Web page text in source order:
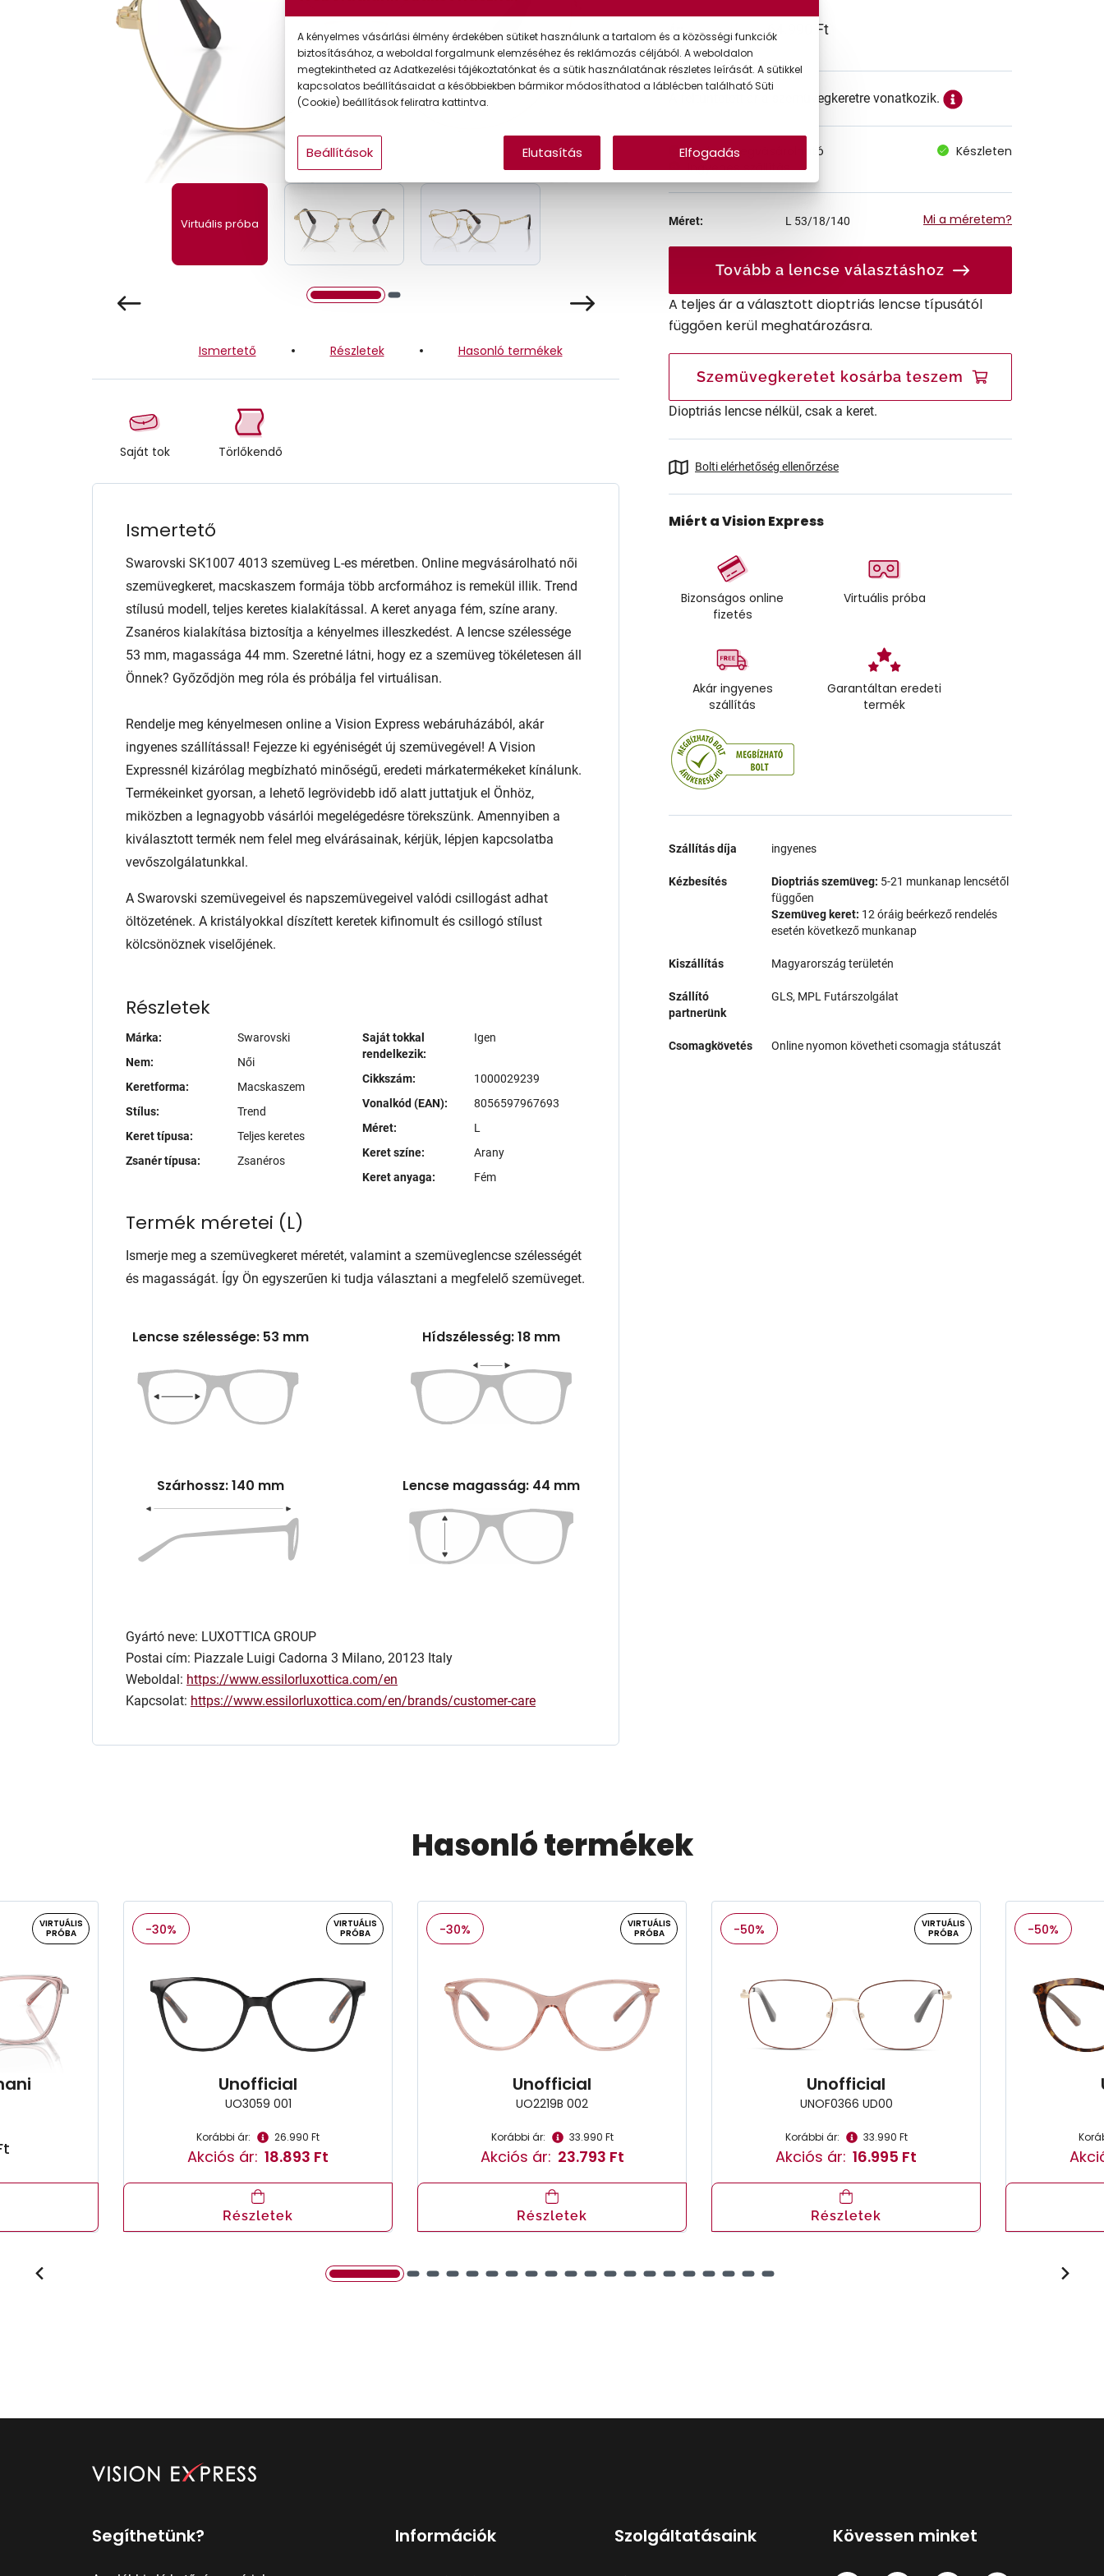
Gyermek
Virtuális próba
Ismertető Részletek Hasonló termékek
Saját tok Törlőkendő
Ismertető
Swarovski SK1007 4013 szemüveg L-es méretben. Online megvásárolható női
szemüvegkeret, macskaszem formája több arcformához is remekül illik. Trend
stílusú modell, teljes keretes kialakítással. A keret anyaga fém, színe arany.
Zsanéros kialakítása biztosítja a kényelmes illeszkedést. A lencse szélessége
53 mm, magassága 44 mm. Szeretné látni, hogy ez a szemüveg tökéletesen áll
Önnek? Győződjön meg róla és próbálja fel virtuálisan.
Rendelje meg kényelmesen online a Vision Express webáruházából, akár
ingyenes szállítással! Fejezze ki egyéniségét új szemüvegével! A Vision
Expressnél kizárólag megbízható minőségű, eredeti márkatermékeket kínálunk.
Termékeinket gyorsan, a lehető legrövidebb idő alatt juttatjuk el Önhöz,
miközben a legnagyobb vásárlói megelégedésre törekszünk. Amennyiben a
kiválasztott termék nem felel meg elvárásainak, kérjük, lépjen kapcsolatba
vevőszolgálatunkkal.
A Swarovski szemüvegeivel és napszemüvegeivel valódi csillogást adhat
öltözetének. A kristályokkal díszített keretek kifinomult és csillogó stílust
kölcsönöznek viselőjének.
Részletek
Márka:
Swarovski
Nem:
Női
Keretforma:
Macskaszem
Stílus:
Trend
Keret típusa:
Teljes keretes
Zsanér típusa:
Zsanéros
Saját tokkal
rendelkezik:
Igen
Cikkszám:
1000029239
Vonalkód (EAN):
8056597967693
Méret:
L
Keret színe:
Arany
Keret anyaga:
Fém
Termék méretei (L)
Ismerje meg a szemüvegkeret méretét, valamint a szemüveglencse szélességét
és magasságát. Így Ön egyszerűen ki tudja választani a megfelelő szemüveget.
Lencse szélessége: 53 mm Hídszélesség: 18 mm
Szárhossz: 140 mm Lencse magasság: 44 mm
Gyártó neve: LUXOTTICA GROUP
Postai cím: Piazzale Luigi Cadorna 3 Milano, 20123 Italy
Weboldal: https://www.essilorluxottica.com/en
Kapcsolat: https://www.essilorluxottica.com/en/brands/customer-care
64.990 Ft
A feltűntetett ár a szemüvegkeretre vonatkozik.
Online megvásárolható
Készleten
Ingyenes szállítás
Méret: L 53/18/140 Mi a méretem?
Tovább a lencse választáshoz
A teljes ár a választott dioptriás lencse típusától
függően kerül meghatározásra.
Szemüvegkeretet kosárba teszem
Dioptriás lencse nélkül, csak a keret.
Bolti elérhetőség ellenőrzése
Miért a Vision Express
Bizonságos online
fizetés
Virtuális próba
Akár ingyenes
szállítás
Garantáltan eredeti
termék
Szállítás díja ingyenes
Kézbesítés Dioptriás szemüveg: 5-21 munkanap lencsétől
függően
Szemüveg keret: 12 óráig beérkező rendelés
esetén következő munkanap
Kiszállítás Magyarország területén
Szállító
partnerünk
GLS, MPL Futárszolgálat
Csomagkövetés Online nyomon követheti csomagja státuszát
Hasonló termékek
VIRTUÁLIS
PRÓBA
-30%
VIRTUÁLIS
PRÓBA
Unofficial
UO3059 001
Korábbi ár: 26.990 Ft
Akciós ár: 18.893 Ft
Részletek
-30%
VIRTUÁLIS
PRÓBA
Unofficial
UO2219B 002
Korábbi ár: 33.990 Ft
Akciós ár: 23.793 Ft
Részletek
-50%
VIRTUÁLIS
PRÓBA
Unofficial
UNOF0366 UD00
Korábbi ár: 33.990 Ft
Akciós ár: 16.995 Ft
Részletek
-50%
Segíthetünk? Információk Szolgáltatásaink Kövessen minket
A kényelmes vásárlási élmény érdekében sütiket használunk a tartalom és a közösségi funkciók
biztosításához, a weboldal forgalmunk elemzéséhez és reklámozás céljából. A weboldalon
megtekintheted az Adatkezelési tájékoztatónkat és a sütik használatának részletes leírását. A sütikkel
kapcsolatos beállításaidat a későbbiekben bármikor módosíthatod a láblécben található Süti
(Cookie) beállítások feliratra kattintva.
Beállítások Elutasítás Elfogadás